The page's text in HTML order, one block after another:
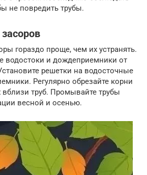
не повредить трубы.
гораздо проще, чем их устранять.
водостоки и дождеприемники от
решетки на водосточные
Регулярно обрезайте корни
вблизи труб. Промывайте трубы
весной и осенью.